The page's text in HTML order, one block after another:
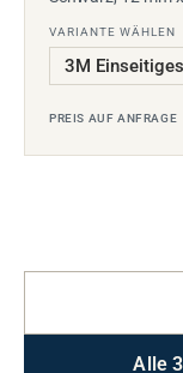
VARIANTE WÄHLEN
PREIS AUF ANFRAGE
Alle